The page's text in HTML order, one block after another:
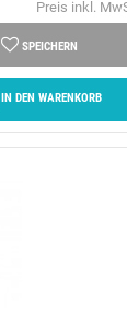
Preis inkl.
SPEICHERN
IN DEN WARENKORB